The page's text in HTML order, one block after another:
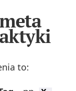
to: